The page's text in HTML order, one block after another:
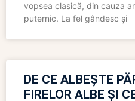
vopsea clasică, din cauza
puternic. La fel gândesc și
DE CE ALBEȘTE
FIRELOR ALBE ȘI